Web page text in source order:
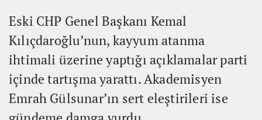
Eski CHP Genel Başkanı Kemal
Kılıçdaroğlu’nun, kayyum atanma
ihtimali üzerine yaptığı açıklamalar parti
içinde tartışma yarattı. Akademisyen
Emrah Gülsunar’ın sert eleştirileri ise